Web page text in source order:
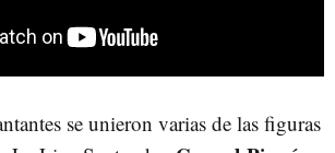
se unieron varias de las figuras